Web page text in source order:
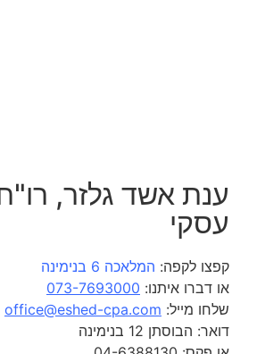
אשד גלזר, רו"ח וייעוץ
המלאכה 6 בנימינה
איתנו: 073-7693000
office@eshed-cpa.com
12 בנימינה